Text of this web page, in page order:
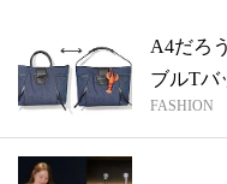
A4だろ
ブルTバ
FASHION